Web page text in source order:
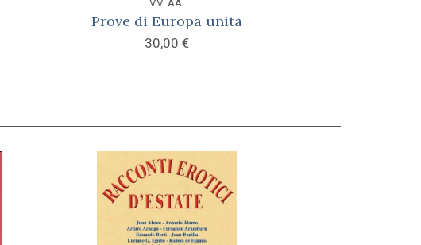
Prove di Europa unita
30,00 €